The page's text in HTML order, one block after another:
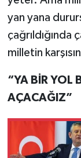
yan yana
çağrıldığında
milletin
“YA BİR YOL
AÇACAĞIZ”